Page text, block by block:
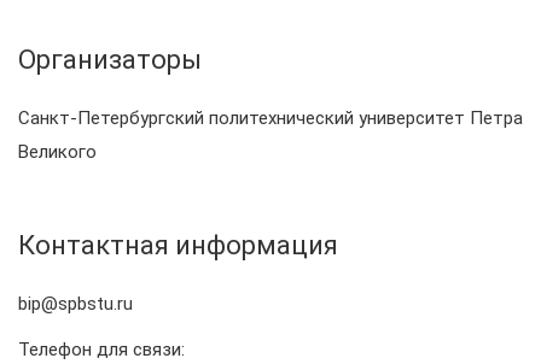
Организаторы
Санкт-Петербургский политехнический университет Петра
Великого
Контактная информация
bip@spbstu.ru
Телефон для связи: